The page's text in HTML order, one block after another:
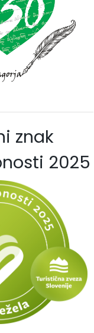
znak
2025